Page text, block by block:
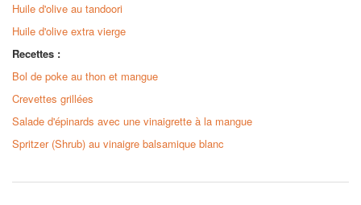
Huile d'olive au tandoori
Huile d'olive extra vierge
Recettes :
Bol de poke au thon et mangue
Crevettes grillées
Salade d'épinards avec une vinaigrette à la mangue
Spritzer (Shrub) au vinaigre balsamique blanc